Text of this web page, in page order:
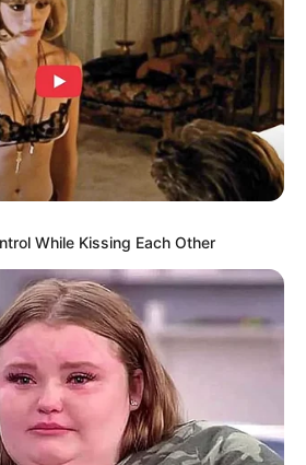
LAINNYA
While Kissing Each Other